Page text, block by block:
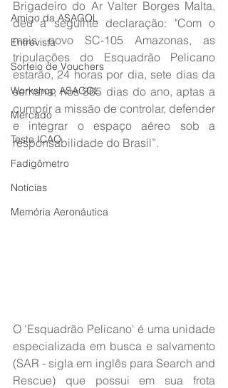
Amigo da ASAGOL
Entrevista
Sorteio de Vouchers
Workshop ASAGOL
Mercado
Teste ICAO
Fadigômetro
Notícias
Memória Aeronáutica
Brigadeiro do Ar Valter Borges Malta,
deu a seguinte declaração: "Com o
mais novo SC-105 Amazonas, as
tripulações do Esquadrão Pelicano
estarão, 24 horas por dia, sete dias da
semana, nos 365 dias do ano, aptas a
cumprir a missão de controlar, defender
e integrar o espaço aéreo sob a
responsabilidade do Brasil”.
O 'Esquadrão Pelicano' é uma unidade
especializada em busca e salvamento
(SAR - sigla em inglês para Search and
Rescue) que possui em sua frota